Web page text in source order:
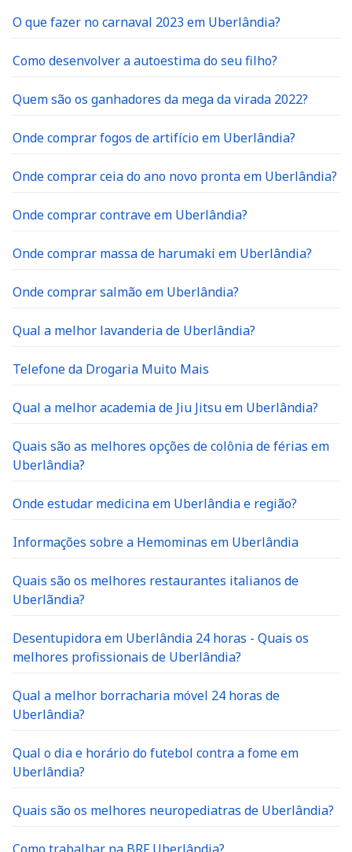
O que fazer no carnaval 2023 em Uberlândia?
Como desenvolver a autoestima do seu filho?
Quem são os ganhadores da mega da virada 2022?
Onde comprar fogos de artifício em Uberlândia?
Onde comprar ceia do ano novo pronta em Uberlândia?
Onde comprar contrave em Uberlândia?
Onde comprar massa de harumaki em Uberlândia?
Onde comprar salmão em Uberlândia?
Qual a melhor lavanderia de Uberlândia?
Telefone da Drogaria Muito Mais
Qual a melhor academia de Jiu Jitsu em Uberlândia?
Quais são as melhores opções de colônia de férias em
Uberlândia?
Onde estudar medicina em Uberlândia e região?
Informações sobre a Hemominas em Uberlândia
Quais são os melhores restaurantes italianos de
Uberlãndia?
Desentupidora em Uberlândia 24 horas - Quais os
melhores profissionais de Uberlândia?
Qual a melhor borracharia móvel 24 horas de
Uberlândia?
Qual o dia e horário do futebol contra a fome em
Uberlândia?
Quais são os melhores neuropediatras de Uberlândia?